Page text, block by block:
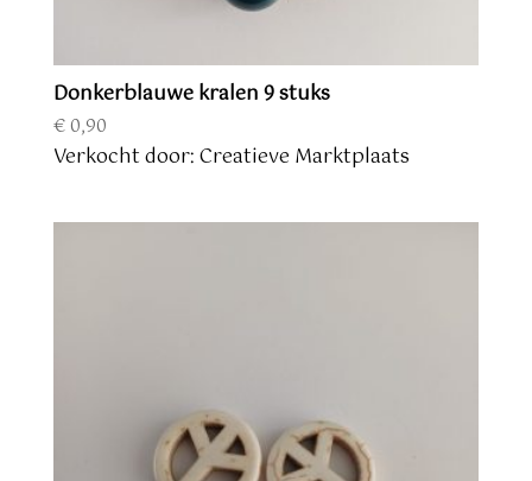
Donkerblauwe kralen 9 stuks
€0,90
Verkocht door: Creatieve Marktplaats